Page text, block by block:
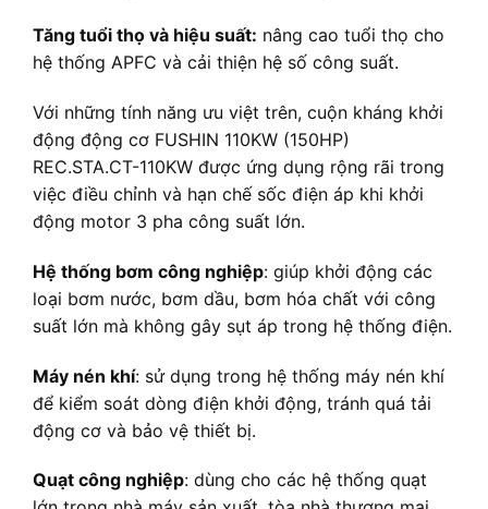
Tăng tuổi thọ và hiệu suất: nâng cao tuổi thọ cho
hệ thống APFC và cải thiện hệ số công suất.
Với những tính năng ưu việt trên, cuộn kháng khởi
động động cơ FUSHIN 110KW (150HP)
REC.STA.CT-110KW được ứng dụng rộng rãi trong
việc điều chỉnh và hạn chế sốc điện áp khi khởi
động motor 3 pha công suất lớn.
Hệ thống bơm công nghiệp: giúp khởi động các
loại bơm nước, bơm dầu, bơm hóa chất với công
suất lớn mà không gây sụt áp trong hệ thống điện.
Máy nén khí: sử dụng trong hệ thống máy nén khí
để kiểm soát dòng điện khởi động, tránh quá tải
động cơ và bảo vệ thiết bị.
Quạt công nghiệp: dùng cho các hệ thống quạt